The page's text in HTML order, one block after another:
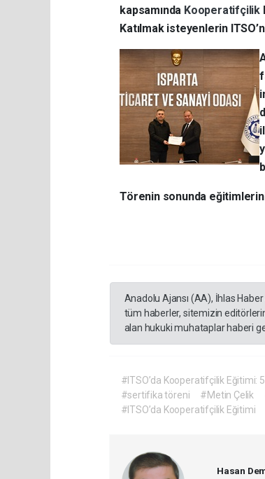
kapsamında Kooperatifçilik
Katılmak isteyenlerin
Törenin sonunda
Anadolu Ajansı (AA), İhlas
tüm haberler, sitemizin
alan hukuki muhataplar haberi
#ITSO’da Kooperatifçilik Eğitimi:
#sertifika töreni
#Metin Çelik
#ITSO’da Kooperatifçilik Eğitimi
Hasan